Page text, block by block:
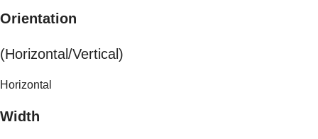
Orientation
(Horizontal/Vertical)
Horizontal
Width